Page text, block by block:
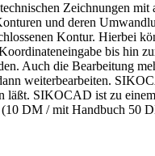
Zeichnungen
und deren
Kontur. Hierbei
bis hin
Auch die Bearbeitung
weiterbearbeiten.
läßt. SIKOCAD ist zu
DM / mit Handbuch 50